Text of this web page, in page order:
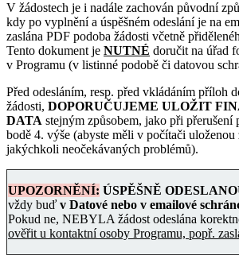
V žádostech je i nadále zachován původní
kdy po vyplnění a úspěšném odeslání je na
zaslána PDF podoba žádosti včetně
Tento dokument je NUTNÉ doručit na úřad
v Programu (v listinné podobě či datovou
Před odesláním, resp. před vkládáním příloh
žádosti, DOPORUČUJEME ULOŽIT
DATA stejným způsobem, jako při přerušení
bodě 4. výše (abyste měli v počítači
jakýchkoli neočekávaných problémů).
UPOZORNĚNÍ: ÚSPĚŠNĚ
vždy buď v Datové nebo v emailové
Pokud ne, NEBYLA žádost odeslána
ověřit u kontaktní osoby Programu, popř.